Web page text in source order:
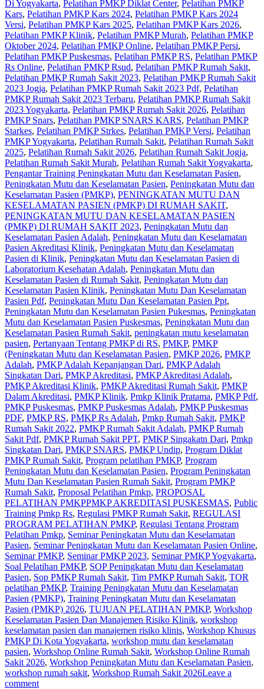
Di Yogyakarta, Pelatihan PMKP Diklat Center, Pelatihan PMKP
Kars, Pelatihan PMKP Kars 2024, Pelatihan PMKP Kars 2024
Versi, Pelatihan PMKP Kars 2025, Pelatihan PMKP Kars 2026,
Pelatihan PMKP Klinik, Pelatihan PMKP Murah, Pelatihan PMKP
Oktober 2024, Pelatihan PMKP Online, Pelatihan PMKP Persi,
Pelatihan PMKP Puskesmas, Pelatihan PMKP RS, Pelatihan PMKP
Rs Online, Pelatihan PMKP Rsud, Pelatihan PMKP Rumah Sakit,
Pelatihan PMKP Rumah Sakit 2023, Pelatihan PMKP Rumah Sakit
2023 Jogja, Pelatihan PMKP Rumah Sakit 2023 Pdf, Pelatihan
PMKP Rumah Sakit 2023 Terbaru, Pelatihan PMKP Rumah Sakit
2023 Yogyakarta, Pelatihan PMKP Rumah Sakit 2026, Pelatihan
PMKP Snars, Pelatihan PMKP SNARS KARS, Pelatihan PMKP
Starkes, Pelatihan PMKP Strkes, Pelatihan PMKP Versi, Pelatihan
PMKP Yogyakarta, Pelatihan Rumah Sakit‎, Pelatihan Rumah Sakit
2025, Pelatihan Rumah Sakit 2026, Pelatihan Rumah Sakit Jogja,
Pelatihan Rumah Sakit Murah, Pelatihan Rumah Sakit Yogyakarta,
Pengantar Training Peningkatan Mutu dan Keselamatan Pasien,
Peningkatan Mutu dan Keselamatan Pasien, Peningkatan Mutu dan
Keselamatan Pasien (PMKP), PENINGKATAN MUTU DAN
KESELAMATAN PASIEN (PMKP) DI RUMAH SAKIT,
PENINGKATAN MUTU DAN KESELAMATAN PASIEN
(PMKP) DI RUMAH SAKIT 2023, Peningkatan Mutu dan
Keselamatan Pasien Adalah, Peningkatan Mutu dan Keselamatan
Pasien Akreditasi Klinik, Peningkatan Mutu dan Keselamatan
Pasien di Klinik, Peningkatan Mutu dan Keselamatan Pasien di
Laboratorium Kesehatan Adalah, Peningkatan Mutu dan
Keselamatan Pasien di Rumah Sakit, Peningkatan Mutu dan
Keselamatan Pasien Klinik, Peningkatan Mutu Dan Keselamatan
Pasien Pdf, Peningkatan Mutu Dan Keselamatan Pasien Ppt,
Peningkatan Mutu dan Keselamatan Pasien Pukesmas, Peningkatan
Mutu dan Keselamatan Pasien Puskesmas, Peningkatan Mutu dan
Keselamatan Pasien Rumah Sakit, peningkatan mutu keselamatan
pasien, Pertanyaan Tentang PMKP di RS, PMKP, PMKP
(Peningkatan Mutu dan Keselamatan Pasien, PMKP 2026, PMKP
Adalah, PMKP Adalah Kepanjangan Dari, PMKP Adalah
Singkatan Dari, PMKP Akreditasi, PMKP Akreditasi Adalah,
PMKP Akreditasi Klinik, PMKP Akreditasi Rumah Sakit, PMKP
Dalam Akreditasi, PMKP Klinik, Pmkp Klinik Pratama, PMKP Pdf,
PMKP Puskesmas, PMKP Puskesmas Adalah, PMKP Puskesmas
PDF, PMKP RS, PMKP Rs Adalah, Pmkp Rumah Sakit, PMKP
Rumah Sakit 2022, PMKP Rumah Sakit Adalah, PMKP Rumah
Sakit Pdf, PMKP Rumah Sakit PPT, PMKP Singakatn Dari, Pmkp
Singkatan Dari, PMKP SNARS, PMKP Undip, Program Diklat
PMKP Rumah Sakit, Program pelatihan PMKP, Program
Peningkatan Mutu dan Keselamatan Pasien, Program Peningkatan
Mutu Dan Keselamatan Pasien Rumah Sakit, Program PMKP
Rumah Sakit, Proposal Pelatihan Pmkp, PROPOSAL
PELATIHAN PMKPPMKP AKREDITASI PUSKESMAS, Public
Training Pmkp Rs, Regulasi PMKP Rumah Sakit, REGULASI
PROGRAM PELATIHAN PMKP, Regulasi Tentang Program
Pelatihan Pmkp, Seminar Peningkatan Mutu dan Keselamatan
Pasien, Seminar Peningkatan Mutu dan Keselamatan Pasien Online,
Seminar PMKP, Seminar PMKP 2023, Seminar PMKP Yogyakarta,
Soal Pelatihan PMKP, SOP Peningkatan Mutu dan Keselamatan
Pasien, Sop PMKP Rumah Sakit, Tim PMKP Rumah Sakit, TOR
pelatihan PMKP, Training Peningkatan Mutu dan Keselamatan
Pasien (PMKP), Training Peningkatan Mutu dan Keselamatan
Pasien (PMKP) 2026, TUJUAN PELATIHAN PMKP, Workshop
Keselamatan Pasien Dan Manajemen Risiko Klinik, workshop
keselamatan pasien dan manajemen risiko klinis, Workshop Khusus
PMKP Di Kota Yogyakarta, workshop mutu dan keselamatan
pasien, Workshop Online Rumah Sakit, Workshop Online Rumah
Sakit 2026, Workshop Peningkatan Mutu dan Keselamatan Pasien,
workshop rumah sakit, Workshop Rumah Sakit 2026Leave a
comment